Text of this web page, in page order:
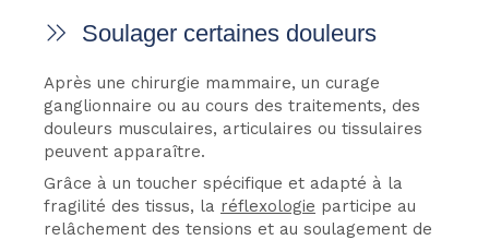
Soulager certaines douleurs
Après une chirurgie mammaire, un curage
ganglionnaire ou au cours des traitements, des
douleurs musculaires, articulaires ou tissulaires
peuvent apparaître.
Grâce à un toucher spécifique et adapté à la
fragilité des tissus, la réflexologie participe au
relâchement des tensions et au soulagement de